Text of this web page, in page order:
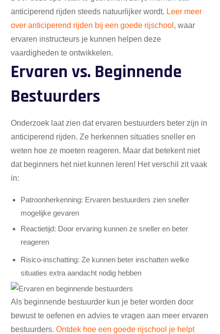
anticiperend rijden steeds natuurlijker wordt. Leer meer
over anticiperend rijden bij een goede rijschool , waar
ervaren instructeurs je kunnen helpen deze
vaardigheden te ontwikkelen.
Ervaren vs. Beginnende
Bestuurders
Onderzoek laat zien dat ervaren bestuurders beter zijn in
anticiperend rijden. Ze herkennen situaties sneller en
weten hoe ze moeten reageren. Maar dat betekent niet
dat beginners het niet kunnen leren! Het verschil zit vaak
in:
Patroonherkenning: Ervaren bestuurders zien sneller
mogelijke gevaren
Reactietijd: Door ervaring kunnen ze sneller en beter
reageren
Risico-inschatting: Ze kunnen beter inschatten welke
situaties extra aandacht nodig hebben
Als beginnende bestuurder kun je beter worden door
bewust te oefenen en advies te vragen aan meer ervaren
bestuurders. Ontdek hoe een goede rijschool je helpt